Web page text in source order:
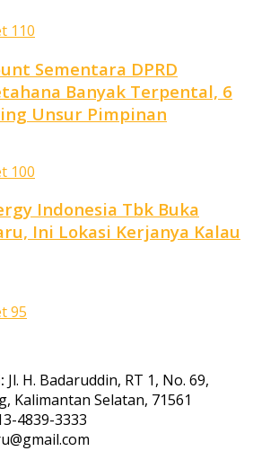
110
Sementara DPRD
Banyak Terpental, 6
Unsur Pimpinan
100
Indonesia Tbk Buka
Ini Lokasi Kerjanya Kalau
95
Jl. H. Badaruddin, RT 1, No. 69,
Kalimantan Selatan, 71561
4839-3333